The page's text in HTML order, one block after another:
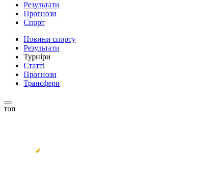
Результати
Прогнози
Спорт
Новини спорту
Результати
Турніри
Статті
Прогнози
Трансфери
топ